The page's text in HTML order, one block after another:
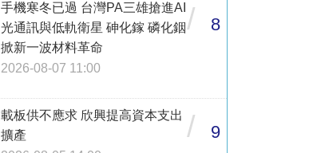
手機寒冬已過 台灣PA三雄搶進AI
光通訊與低軌衛星 砷化鎵 磷化銦
掀新一波材料革命
2026-08-07 11:00
/ 8
載板供不應求 欣興提高資本支出
擴產
/ 9